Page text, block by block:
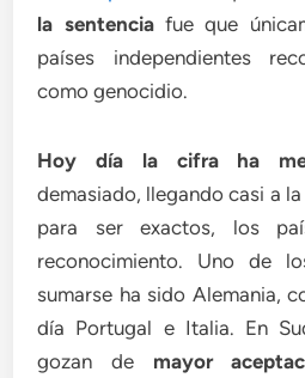
la sentenciafue que
países independientes
como genocidio.
Hoy día la cifra ha
demasiado, llegando casi a
para ser exactos, los
reconocimiento. Uno de
sumarse ha sido Alemania,
día Portugal e Italia. En
gozan de mayor